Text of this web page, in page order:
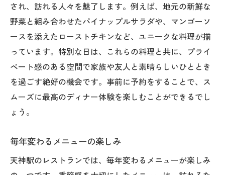
され、訪れる人々を魅了します。例えば、地元の新鮮な
野菜と組み合わせたパイナップルサラダや、マンゴーソ
ースを添えたローストチキンなど、ユニークな料理が揃
っています。特別な日は、これらの料理と共に、プライ
ベート感のある空間で家族や友人と素晴らしいひととき
を過ごす絶好の機会です。事前に予約をすることで、ス
ムーズに最高のディナー体験を楽しむことができるでし
ょう。
毎年変わるメニューの楽しみ
天神駅のレストランでは、毎年変わるメニューが楽しみ